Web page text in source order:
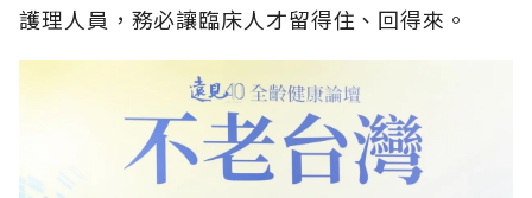
護理人員，務必讓臨床人才留得住、回得來。